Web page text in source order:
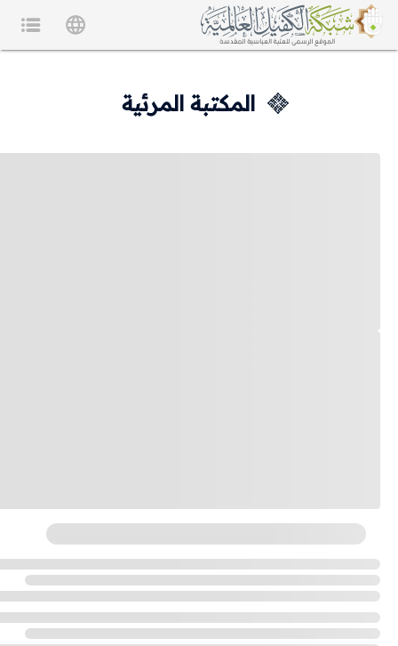
المكتبة المرئية